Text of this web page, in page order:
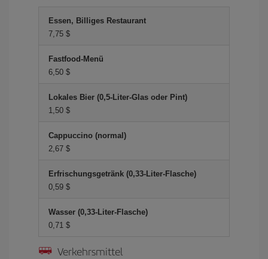
Essen, Billiges Restaurant
7,75 $
Fastfood-Menü
6,50 $
Lokales Bier (0,5-Liter-Glas oder Pint)
1,50 $
Cappuccino (normal)
2,67 $
Erfrischungsgetränk (0,33-Liter-Flasche)
0,59 $
Wasser (0,33-Liter-Flasche)
0,71 $
Verkehrsmittel